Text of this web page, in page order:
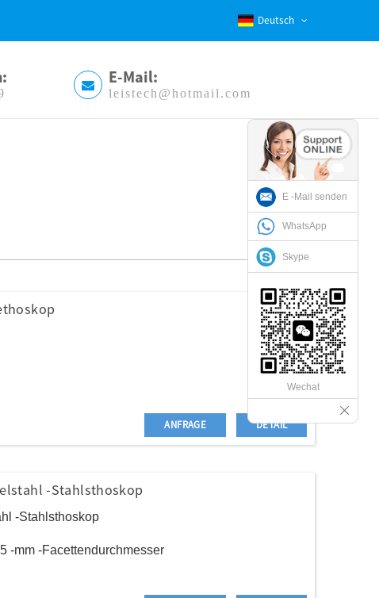
Deutsch
E-Mail:
leistech@hotmail.com
ANFRAGE DETAIL
-Stahlsthoskop
-Stahlsthoskop
-mm -Facettendurchmesser
E -Mail senden
WhatsApp
Skype
Wechat